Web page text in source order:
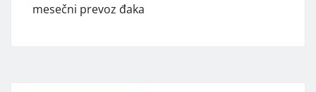
mesečni prevoz đaka